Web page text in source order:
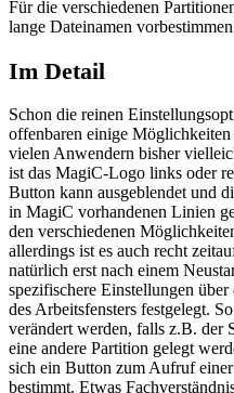
Für die verschiedenen
lange Dateinamen
Im Detail
Schon die reinen
offenbaren einige
vielen Anwendern bisher
ist das MagiC-Logo links oder
Button kann ausgeblendet und
in MagiC vorhandenen Linien
den verschiedenen
allerdings ist es auch recht
natürlich erst nach einem
spezifischere Einstellungen
des Arbeitsfensters festgelegt.
verändert werden, falls z.B. der
eine andere Partition gelegt
sich ein Button zum Aufruf
bestimmt. Etwas